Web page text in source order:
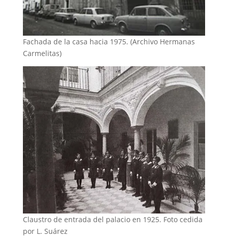
Fachada de la casa hacia 1975. (Archivo Hermanas
Carmelitas)
Claustro de entrada del palacio en 1925. Foto cedida
por L. Suárez